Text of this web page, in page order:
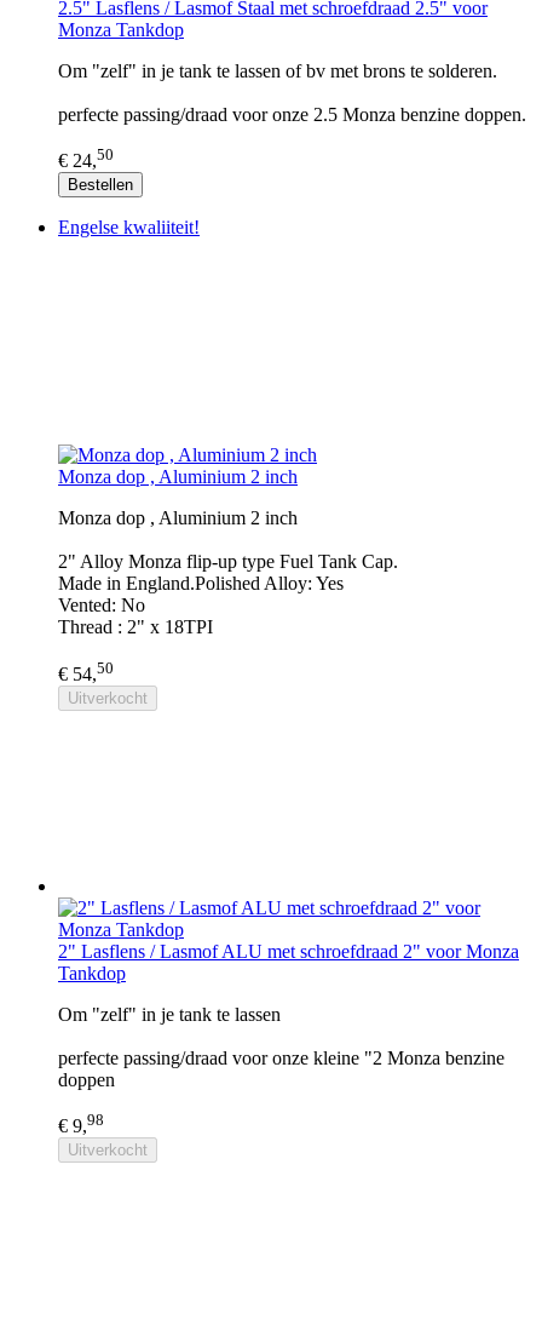
2.5" Lasflens / Lasmof Staal met schroefdraad 2.5" voor
Monza Tankdop
Om "zelf" in je tank te lassen of bv met brons te solderen.
perfecte passing/draad voor onze 2.5 Monza benzine doppen.
€ 24,50
Bestellen
Engelse kwaliiteit!
Monza dop , Aluminium 2 inch
Monza dop , Aluminium 2 inch
2" Alloy Monza flip-up type Fuel Tank Cap.
Made in England.Polished Alloy: Yes
Vented: No
Thread : 2" x 18TPI
€ 54,50
Uitverkocht
2" Lasflens / Lasmof ALU met schroefdraad 2" voor Monza
Tankdop
Om "zelf" in je tank te lassen
perfecte passing/draad voor onze kleine "2 Monza benzine
doppen
€ 9,98
Uitverkocht